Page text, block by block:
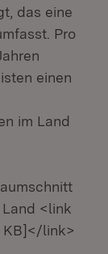
das eine
Pro
einen
im Land
<link
KB]</link>